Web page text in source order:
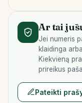
Ar tai
Jei numeris
klaidinga
Kiekvieną
prireikus
Pateikti